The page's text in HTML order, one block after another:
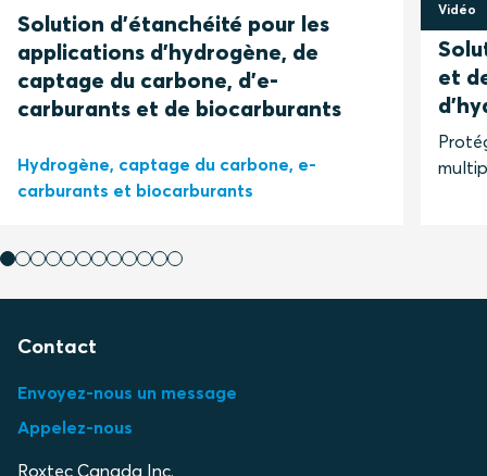
Solution d'étanchéité pour les
applications d'hydrogène, de
captage du carbone, d'e-
carburants et de biocarburants
Hydrogène, captage du carbone, e-
carburants et biocarburants
Vidéo
12
et
Contact
Envoyez-nous un message
Appelez-nous
Roxtec Canada Inc.